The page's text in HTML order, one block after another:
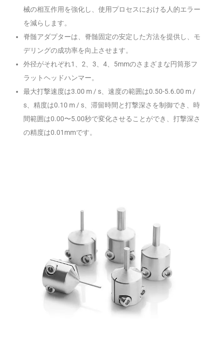
械の相互作用を強化し、使用プロセスにおける人的エラー
を減らします。
脊髄アダプターは、脊髄固定の安定した方法を提供し、モ
デリングの成功率を向上させます。
外径がそれぞれ1、2、3、4、5mmのさまざまな円筒形フ
ラットヘッドハンマー。
最大打撃速度は3.00 m / s、速度の範囲は0.50-5.6.00 m /
s、精度は0.10 m / s、滞留時間と打撃深さを制御でき、時
間範囲は0.00〜5.00秒で変化させることができ、打撃深さ
の精度は0.01mmです。